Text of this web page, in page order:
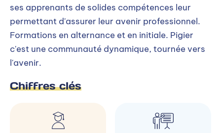
ses apprenants de solides compétences leur
permettant d'assurer leur avenir professionnel.
Formations en alternance et en initiale. Pigier
c'est une communauté dynamique, tournée vers
l'avenir.
Chiffres clés